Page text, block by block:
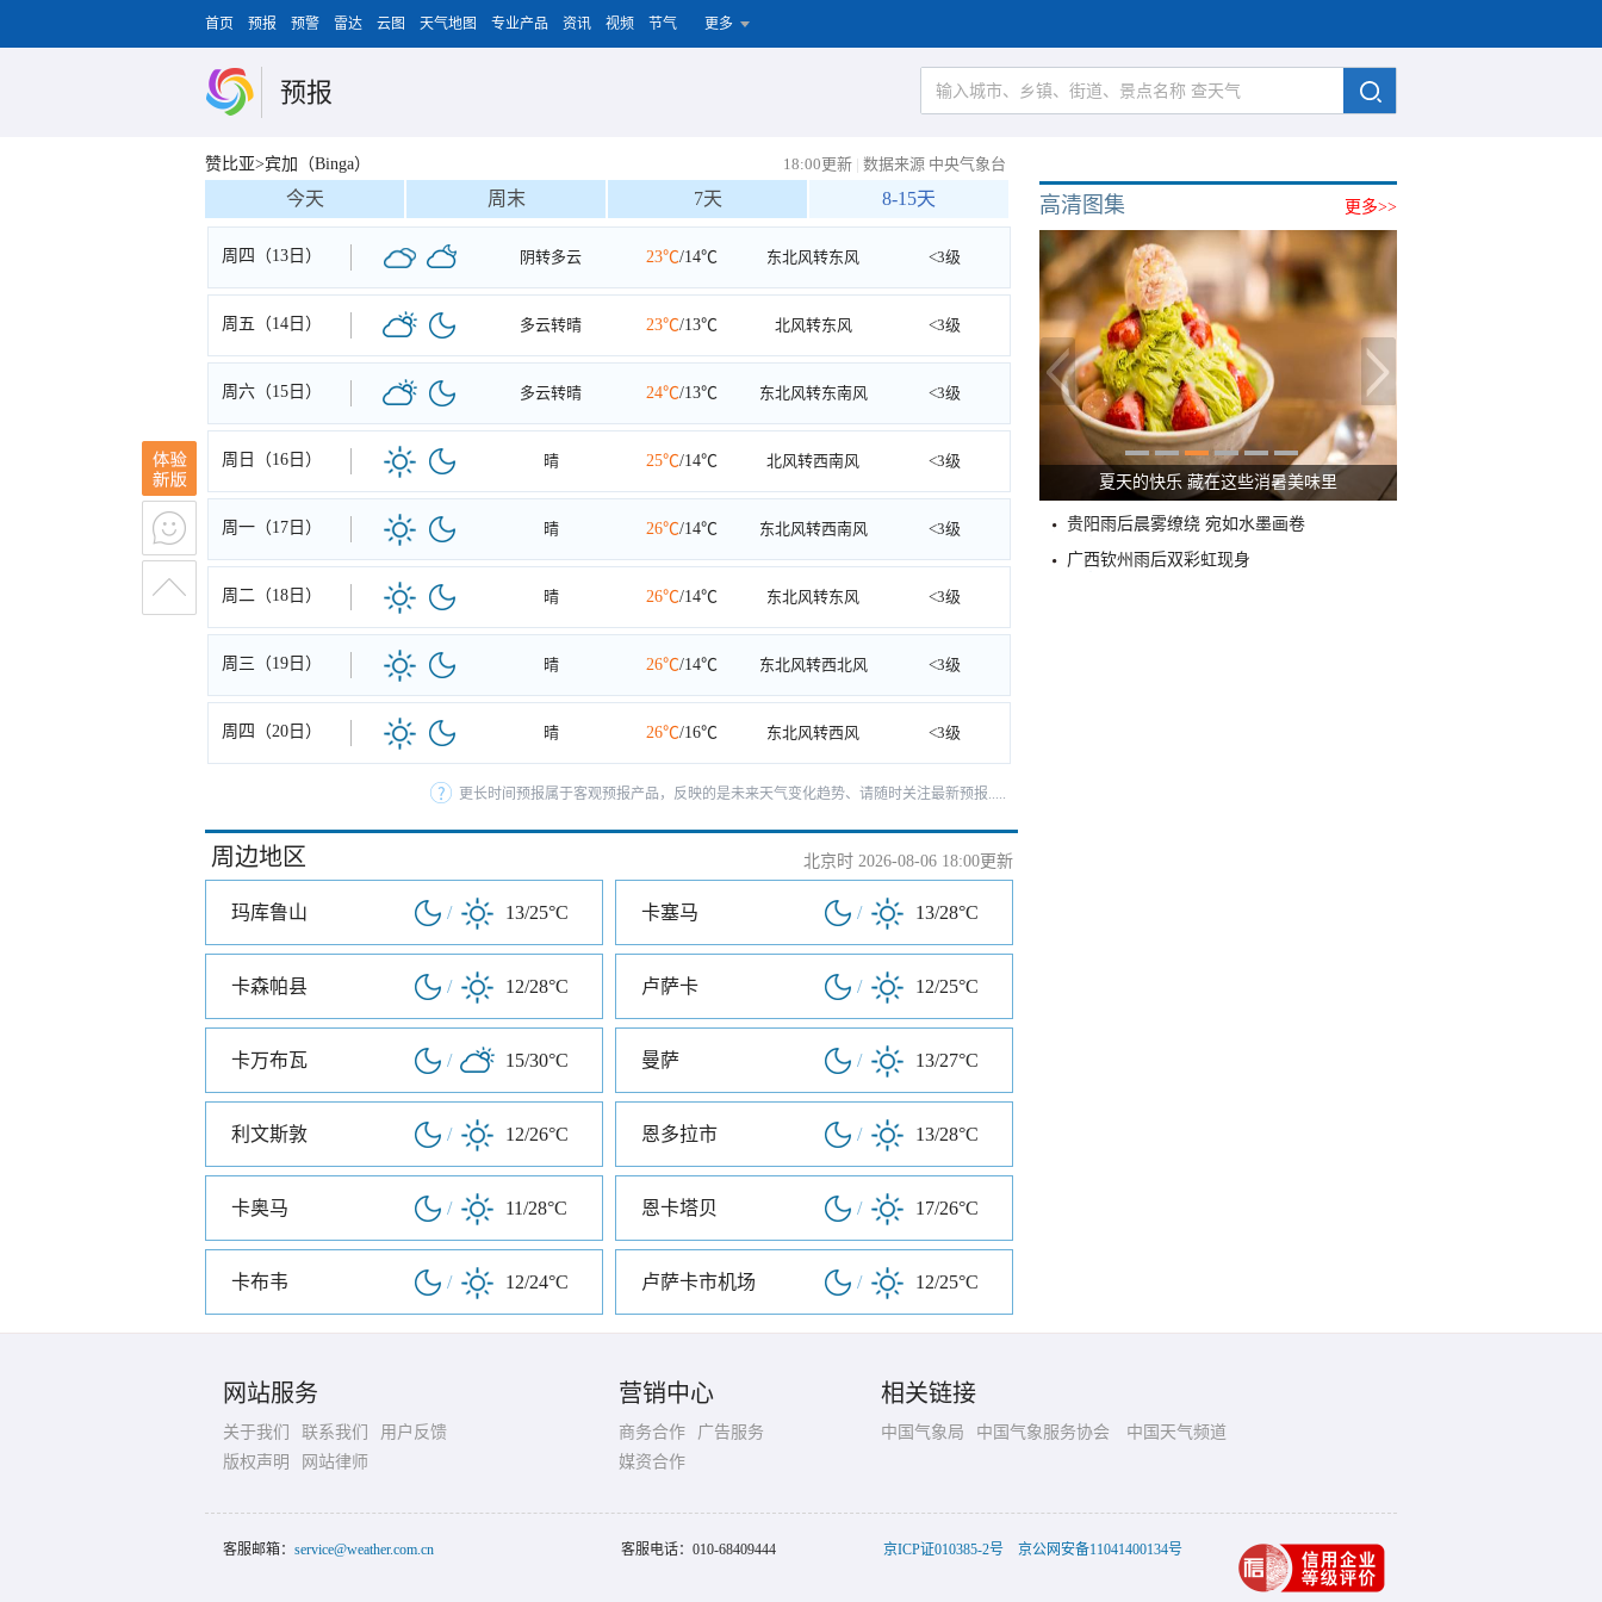
首页 预报 预警 雷达 云图 天气地图 专业产品 资讯 视频 节气 更多
预报
赞比亚>宾加（Binga） 18:00更新 | 数据来源 中央气象台
今天 周末 7天 8-15天
周四（13日） 阴转多云 23℃/14℃ 东北风转东风 <3级
周五（14日） 多云转晴 23℃/13℃ 北风转东风 <3级
周六（15日） 多云转晴 24℃/13℃ 东北风转东南风 <3级
周日（16日） 晴 25℃/14℃ 北风转西南风 <3级
周一（17日） 晴 26℃/14℃ 东北风转西南风 <3级
周二（18日） 晴 26℃/14℃ 东北风转东风 <3级
周三（19日） 晴 26℃/14℃ 东北风转西北风 <3级
周四（20日） 晴 26℃/16℃ 东北风转西风 <3级
更长时间预报属于客观预报产品，反映的是未来天气变化趋势、请随时关注最新预报.....
周边地区 北京时 2026-08-06 18:00更新
玛库鲁山 / 13/25°C 卡塞马 / 13/28°C
卡森帕县 / 12/28°C 卢萨卡 / 12/25°C
卡万布瓦 / 15/30°C 曼萨 / 13/27°C
利文斯敦 / 12/26°C 恩多拉市 / 13/28°C
卡奥马 / 11/28°C 恩卡塔贝 / 17/26°C
卡布韦 / 12/24°C 卢萨卡市机场 / 12/25°C
更多>>
高清图集
夏天的快乐 藏在这些消暑美味里
贵阳雨后晨雾缭绕 宛如水墨画卷
广西钦州雨后双彩虹现身
网站服务
关于我们 联系我们
用户反馈
版权声明
网站律师
营销中心
商务合作
广告服务
媒资合作
相关链接
中国气象局 中国气象服务协会 中国天气频道
客服邮箱： service@weather.com.cn 客服电话： 010-68409444 京ICP证010385-2号 京公网安备11041400134号